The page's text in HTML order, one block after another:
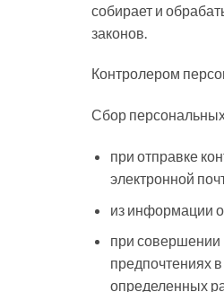
собирает и
законов.
Контролером
Сбор
при отправке
электронной
из информации
при совершении
предпочтениях
определенных